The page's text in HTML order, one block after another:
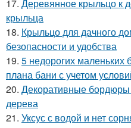
17. Деревянное крыльцо к
крыльца
18. Крыльцо для дачного
безопасности и удобства
19. 5 недорогих маленьких
плана бани с учетом
20. Декоративные
дерева
21. Уксус с водой и нет